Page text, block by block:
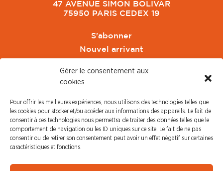
Gérer le consentement aux
cookies
Pour offrir les meilleures expériences, nous utilisons des technologies telles que
les cookies pour stocker et/ou accéder aux informations des appareils. Le fait de
consentir à ces technologies nous permettra de traiter des données telles que le
comportement de navigation ou les ID uniques sur ce site. Le fait de ne pas
consentir ou de retirer son consentement peut avoir un effet négatif sur certaines
caractéristiques et fonctions.
47 AVENUE SIMON BOLIVAR
75950 PARIS CEDEX 19
S'abonner
Nouvel arrivant
CFDT Cadres
CFDT Retraités
L'UFFA
PRESSE